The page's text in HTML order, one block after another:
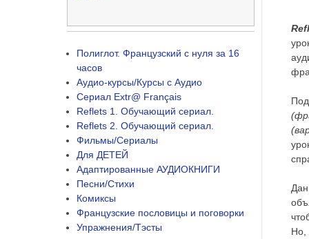
Но,
Полиглот. Французский с нуля за 16
часов
Аудио-курсы/Курсы с Аудио
Сериал Extr@ Français
Reflets 1. Обучающий сериал.
Reflets 2. Обучающий сериал.
Фильмы/Сериалы
Для ДЕТЕЙ
Адаптированные АУДИОКНИГИ
Песни/Стихи
Комиксы
Французские пословицы и поговорки
Упражнения/Тэсты